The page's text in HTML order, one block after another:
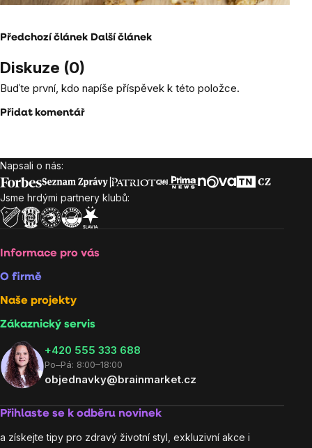
Předchozí článek Další článek
Diskuze (0)
Buďte první, kdo napíše příspěvek k této položce.
Přidat komentář
Zápatí
Napsali o nás:
Jsme hrdými partnery klubů:
Informace pro vás
O firmě
Naše projekty
Zákaznický servis
‭+420 555 333 688
Po–Pá: 8:00–18:00
objednavky@brainmarket.cz
Přihlaste se k odběru novinek
a získejte tipy pro zdravý životní styl, exkluzivní akce i